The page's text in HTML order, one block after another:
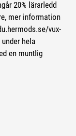
20% lärarledd
mer information
vux-
hela
en muntlig
extern sida.)